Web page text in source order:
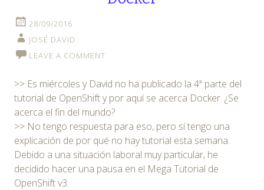
28/09/2016
JOSÉ DAVID
LEAVE A COMMENT
>> Es miércoles y David no ha publicado la 4ª parte del
tutorial de OpenShift y por aquí se acerca Docker. ¿Se
acerca el fin del mundo?
>> No tengo respuesta para eso, pero sí tengo una
explicación de por qué no hay tutorial esta semana.
Debido a una situación laboral muy particular, he
decidido hacer una pausa en el Mega Tutorial de
OpenShift v3.